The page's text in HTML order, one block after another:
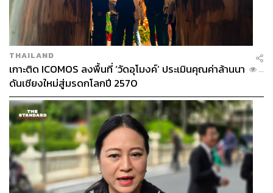
THAILAND
เกาะติด ICOMOS ลงพื้นที่ ‘วัดอุโมงค์’ ประเมินคุณค่าล้านนา
ดันเชียงใหม่สู่มรดกโลกปี 2570
...